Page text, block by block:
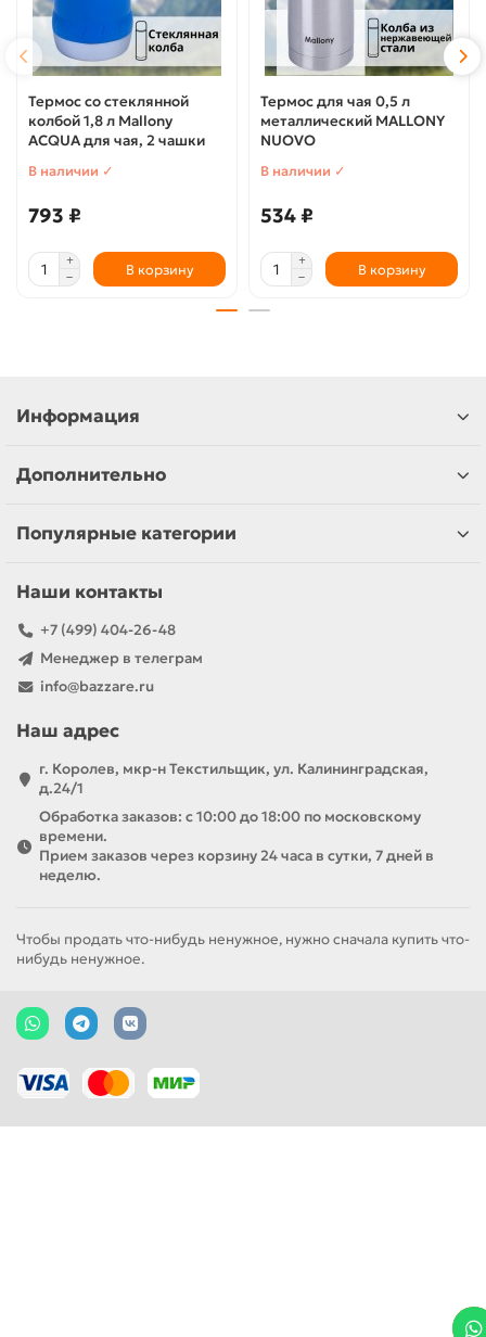
Термос со стеклянной
колбой 1,8 л Mallony
ACQUA для чая, 2 чашки
В наличии ✓
793 ₽
В корзину
Термос для чая 0,5 л
металлический MALLONY
NUOVO
В наличии ✓
534 ₽
В корзину
Информация
Дополнительно
Популярные категории
Наши контакты
+7 (499) 404-26-48
Менеджер в телеграм
info@bazzare.ru
Наш адрес
г. Королев, мкр-н Текстильщик, ул. Калининградская,
д.24/1
Обработка заказов: с 10:00 до 18:00 по московскому
времени.
Прием заказов через корзину 24 часа в сутки, 7 дней в
неделю.
Чтобы продать что-нибудь ненужное, нужно сначала купить что-
нибудь ненужное.